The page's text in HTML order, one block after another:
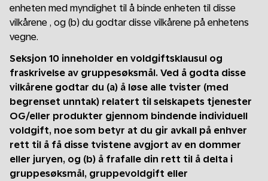
enheten med myndighet til å binde enheten til disse
vilkårene , og (b) du godtar disse vilkårene på enhetens
vegne.
Seksjon 10 inneholder en voldgiftsklausul og
fraskrivelse av gruppesøksmål. Ved å godta disse
vilkårene godtar du (a) å løse alle tvister (med
begrenset unntak) relatert til selskapets tjenester
OG/eller produkter gjennom bindende individuell
voldgift, noe som betyr at du gir avkall på enhver
rett til å få disse tvistene avgjort av en dommer
eller juryen, og (b) å frafalle din rett til å delta i
gruppesøksmål, gruppevoldgift eller